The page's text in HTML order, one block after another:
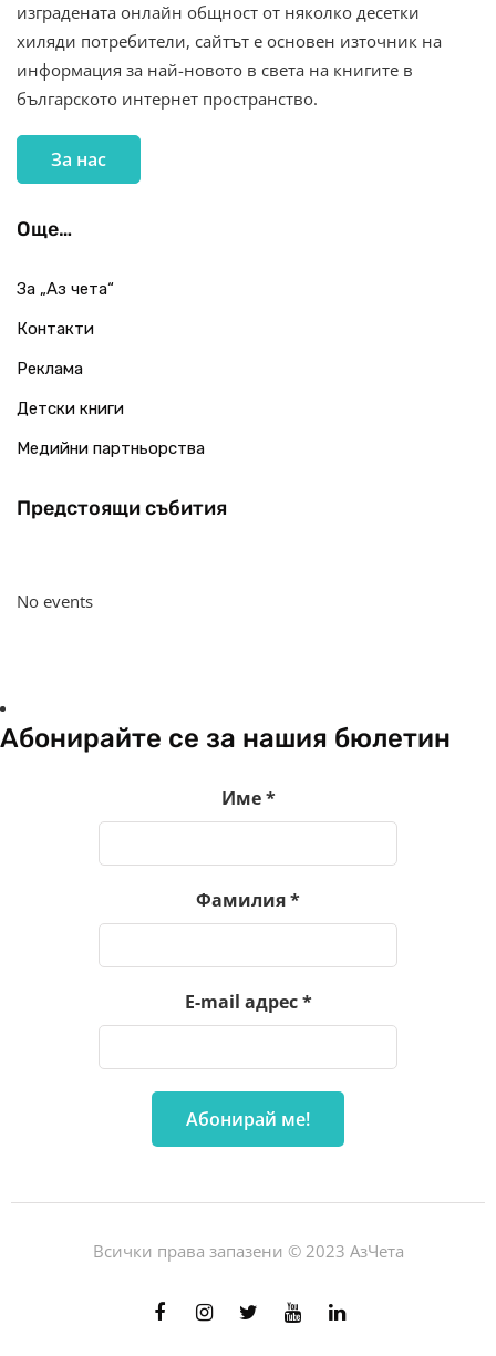
изградената онлайн общност от няколко десетки
хиляди потребители, сайтът е основен източник на
информация за най-новото в света на книгите в
българското интернет пространство.
За нас
Още…
За „Аз чета“
Контакти
Реклама
Детски книги
Медийни партньорства
Предстоящи събития
No events
Абонирайте се за нашия бюлетин
Име*
Фамилия*
E-mail адрес*
Всички права запазени © 2023 АзЧета